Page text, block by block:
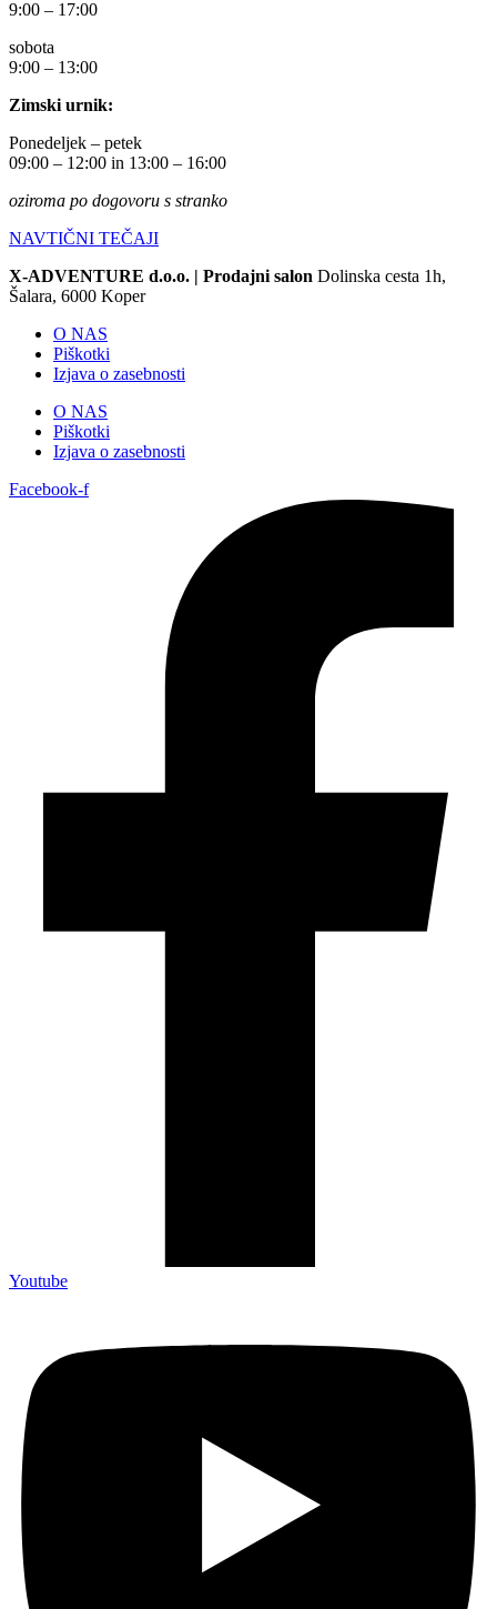
9:00 – 17:00
sobota
9:00 – 13:00
Zimski urnik:
Ponedeljek – petek
09:00 – 12:00 in 13:00 – 16:00
oziroma po dogovoru s stranko
NAVTIČNI TEČAJI
X-ADVENTURE d.o.o. | Prodajni salon Dolinska cesta 1h,
Šalara, 6000 Koper
O NAS
Piškotki
Izjava o zasebnosti
O NAS
Piškotki
Izjava o zasebnosti
Facebook-f
Youtube